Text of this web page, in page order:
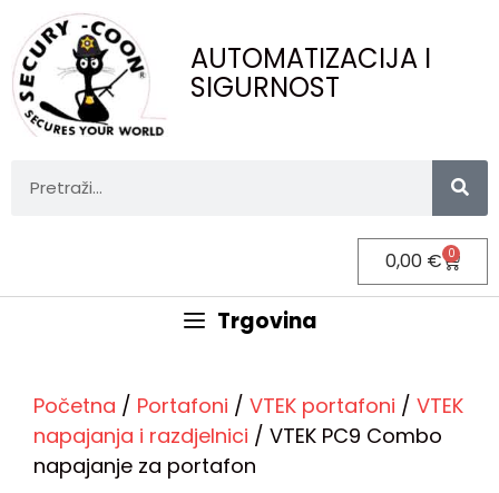
AUTOMATIZACIJA I
SIGURNOST
0,00 € 0
Trgovina
Početna / Portafoni / VTEK portafoni / VTEK
napajanja i razdjelnici / VTEK PC9 Combo
napajanje za portafon